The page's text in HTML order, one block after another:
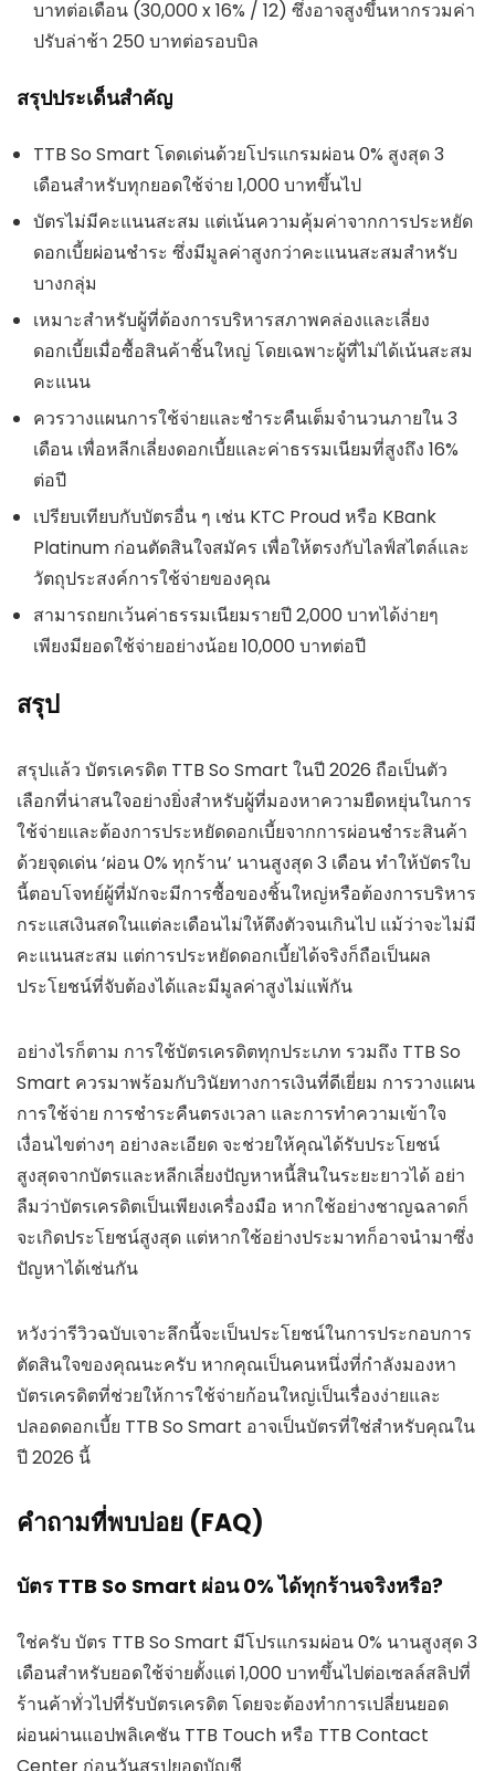
บาทต่อเดือน (30,000 x 16% / 12) ซึ่งอาจสูงขึ้นหากรวมค่า
ปรับล่าช้า 250 บาทต่อรอบบิล
สรุปประเด็นสำคัญ
TTB So Smart โดดเด่นด้วยโปรแกรมผ่อน 0% สูงสุด 3
เดือนสำหรับทุกยอดใช้จ่าย 1,000 บาทขึ้นไป
บัตรไม่มีคะแนนสะสม แต่เน้นความคุ้มค่าจากการประหยัด
ดอกเบี้ยผ่อนชำระ ซึ่งมีมูลค่าสูงกว่าคะแนนสะสมสำหรับ
บางกลุ่ม
เหมาะสำหรับผู้ที่ต้องการบริหารสภาพคล่องและเลี่ยง
ดอกเบี้ยเมื่อซื้อสินค้าชิ้นใหญ่ โดยเฉพาะผู้ที่ไม่ได้เน้นสะสม
คะแนน
ควรวางแผนการใช้จ่ายและชำระคืนเต็มจำนวนภายใน 3
เดือน เพื่อหลีกเลี่ยงดอกเบี้ยและค่าธรรมเนียมที่สูงถึง 16%
ต่อปี
เปรียบเทียบกับบัตรอื่น ๆ เช่น KTC Proud หรือ KBank
Platinum ก่อนตัดสินใจสมัคร เพื่อให้ตรงกับไลฟ์สไตล์และ
วัตถุประสงค์การใช้จ่ายของคุณ
สามารถยกเว้นค่าธรรมเนียมรายปี 2,000 บาทได้ง่ายๆ
เพียงมียอดใช้จ่ายอย่างน้อย 10,000 บาทต่อปี
สรุป
สรุปแล้ว บัตรเครดิต TTB So Smart ในปี 2026 ถือเป็นตัว
เลือกที่น่าสนใจอย่างยิ่งสำหรับผู้ที่มองหาความยืดหยุ่นในการ
ใช้จ่ายและต้องการประหยัดดอกเบี้ยจากการผ่อนชำระสินค้า
ด้วยจุดเด่น ‘ผ่อน 0% ทุกร้าน’ นานสูงสุด 3 เดือน ทำให้บัตรใบ
นี้ตอบโจทย์ผู้ที่มักจะมีการซื้อของชิ้นใหญ่หรือต้องการบริหาร
กระแสเงินสดในแต่ละเดือนไม่ให้ตึงตัวจนเกินไป แม้ว่าจะไม่มี
คะแนนสะสม แต่การประหยัดดอกเบี้ยได้จริงก็ถือเป็นผล
ประโยชน์ที่จับต้องได้และมีมูลค่าสูงไม่แพ้กัน
อย่างไรก็ตาม การใช้บัตรเครดิตทุกประเภท รวมถึง TTB So
Smart ควรมาพร้อมกับวินัยทางการเงินที่ดีเยี่ยม การวางแผน
การใช้จ่าย การชำระคืนตรงเวลา และการทำความเข้าใจ
เงื่อนไขต่างๆ อย่างละเอียด จะช่วยให้คุณได้รับประโยชน์
สูงสุดจากบัตรและหลีกเลี่ยงปัญหาหนี้สินในระยะยาวได้ อย่า
ลืมว่าบัตรเครดิตเป็นเพียงเครื่องมือ หากใช้อย่างชาญฉลาดก็
จะเกิดประโยชน์สูงสุด แต่หากใช้อย่างประมาทก็อาจนำมาซึ่ง
ปัญหาได้เช่นกัน
หวังว่ารีวิวฉบับเจาะลึกนี้จะเป็นประโยชน์ในการประกอบการ
ตัดสินใจของคุณนะครับ หากคุณเป็นคนหนึ่งที่กำลังมองหา
บัตรเครดิตที่ช่วยให้การใช้จ่ายก้อนใหญ่เป็นเรื่องง่ายและ
ปลอดดอกเบี้ย TTB So Smart อาจเป็นบัตรที่ใช่สำหรับคุณใน
ปี 2026 นี้
คำถามที่พบบ่อย (FAQ)
บัตร TTB So Smart ผ่อน 0% ได้ทุกร้านจริงหรือ?
ใช่ครับ บัตร TTB So Smart มีโปรแกรมผ่อน 0% นานสูงสุด 3
เดือนสำหรับยอดใช้จ่ายตั้งแต่ 1,000 บาทขึ้นไปต่อเซลล์สลิปที่
ร้านค้าทั่วไปที่รับบัตรเครดิต โดยจะต้องทำการเปลี่ยนยอด
ผ่อนผ่านแอปพลิเคชัน TTB Touch หรือ TTB Contact
Center ก่อนวันสรุปยอดบัญชี